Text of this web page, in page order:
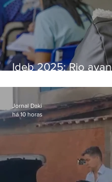
Ideb 2025: Rio
nacional
Jornal Daki
há 10 horas